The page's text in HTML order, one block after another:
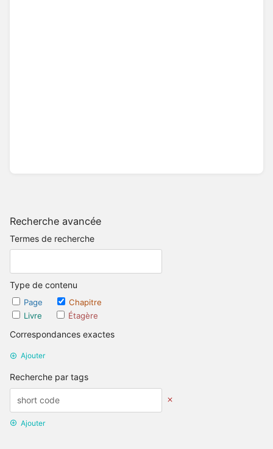
Recherche avancée
Termes de recherche
Type de contenu
Page
Chapitre
Livre
Étagère
Correspondances exactes
Ajouter
Recherche par tags
Ajouter